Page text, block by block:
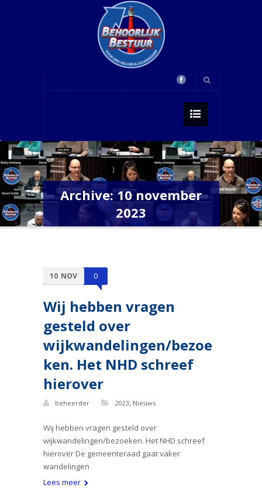
Archive: 10 november
2023
10 NOV 0
Wij hebben vragen
gesteld over
wijkwandelingen/bezoe
ken. Het NHD schreef
hierover
beheerder 2023, Nieuws
Wij hebben vragen gesteld over
wijkwandelingen/bezoeken. Het NHD schreef
hierover De gemeenteraad gaat vaker
wandelingen
Lees meer